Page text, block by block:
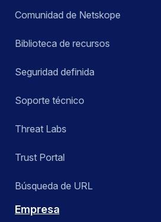
Comunidad de Netskope
Biblioteca de recursos
Seguridad definida
Soporte técnico
Threat Labs
Trust Portal
Búsqueda de URL
Empresa